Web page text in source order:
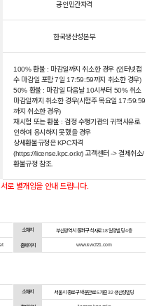
공인민간자격
한국생산성본부
100% 환불 : 마감일까지 취소한 경우 (인터넷접
수 마감일 포함 7일 17:59:59까지 취소한 경우)
50% 환불 : 마감일 다음날 10시부터 50% 취소
마감일까지 취소한 경우(시험주 목요일 17:59:59
까지 취소한 경우)
재시험 또는 환불 : 검정 수행기관의 귀책사유로
인하여 응시하지 못했을 경우
상세환불규정은 KPC자격
(https://license.kpc.or.kr) 고객센터 -> 결제취소/
환불규정 참조.
로 별개임을 안내 드립니다.
소재지 부산광역시 동래구 석사로 18 일양빌딩 4층
홈페이지 www.kwcf21.com
소재지 서울시 종로구 새문안로 5가길 32 생산성빌딩